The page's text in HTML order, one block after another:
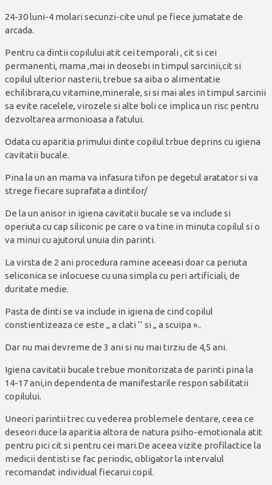
24-30 luni-4 molari secunzi-cite unul pe fiece jumatate de
arcada.
Pentru ca dintii copilului atit cei temporali , cit si cei
permanenti, mama ,mai in deosebi in timpul sarcinii,cit si
copilul ulterior nasterii, trebue sa aiba o alimentatie
echilibrara,cu vitamine,minerale, si si mai ales in timpul sarcinii
sa evite racelele, virozele si alte boli ce implica un risc pentru
dezvoltarea armonioasa a fatului.
Odata cu aparitia primului dinte copilul trbue deprins cu igiena
cavitatii bucale.
Pina la un an mama va infasura tifon pe degetul aratator si va
strege fiecare suprafata a dintilor/
De la un anisor in igiena cavitatii bucale se va include si
operiuta cu cap siliconic pe care o va tine in minuta copilul si o
va minui cu ajutorul unuia din parinti.
La virsta de 2 ani procedura ramine aceeasi doar ca periuta
seliconica se inlocuese cu una simpla cu peri artificiali, de
duritate medie.
Pasta de dinti se va include in igiena de cind copilul
constientizeaza ce este ,, a clati ‘’ si ,, a scuipa »..
Dar nu mai devreme de 3 ani si nu mai tirziu de 4,5 ani.
Igiena cavitatii bucale trebue monitorizata de parinti pina la
14-17 ani,in dependenta de manifestarile respon sabilitatii
copilului.
Uneori parintii trec cu vederea problemele dentare, ceea ce
deseori duce la aparitia altora de natura psiho-emotionala atit
pentru pici cit si pentru cei mari.De aceea vizite profilactice la
medicii dentisti se fac periodic, obligator la intervalul
recomandat individual fiecarui copil.